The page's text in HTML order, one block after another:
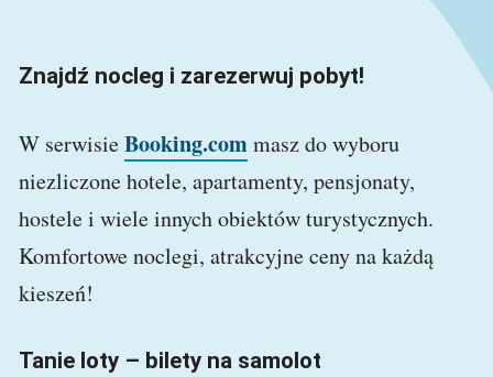
Znajdź nocleg i zarezerwuj pobyt!
W serwisieBooking.commasz do wyboru
niezliczone hotele, apartamenty, pensjonaty,
hostele i wiele innych obiektów turystycznych.
Komfortowe noclegi, atrakcyjne ceny na każdą
kieszeń!
Tanie loty – bilety na samolot